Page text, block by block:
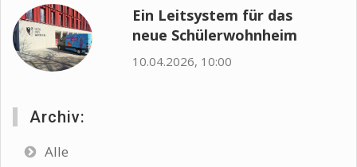
Ein Leitsystem für das
neue Schülerwohnheim
10.04.2026, 10:00
Archiv:
Alle